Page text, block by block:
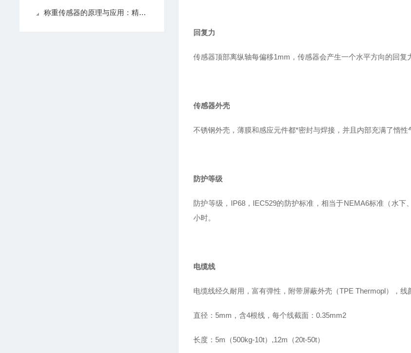
回复力
传感器顶部离纵轴每偏移1mm，传感器会产生一个水平方向的回复
传感器外壳
不锈钢外壳，薄膜和感应元件都*密封与焊接，并且内部充满了惰性
防护等级
防护等级，IP68，IEC529的防护标准，相当于NEMA6标准（水
小时。
电缆线
电缆线经久耐用，富有弹性，附带屏蔽外壳（TPE Thermopl），线
直径：5mm，含4根线，每个线截面：0.35mm2
长度：5m（500kg-10t） ,12m（20t-50t）
称重传感器的原理与应用：精准测量的关键技术